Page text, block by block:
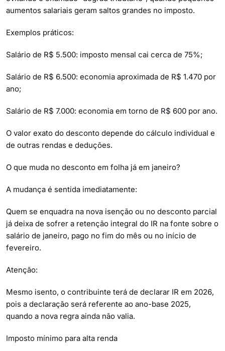
aumentos salariais geram saltos grandes no imposto.
Exemplos práticos:
Salário de R$ 5.500: imposto mensal cai cerca de 75%;
Salário de R$ 6.500: economia aproximada de R$ 1.470 por
ano;
Salário de R$ 7.000: economia em torno de R$ 600 por ano.
O valor exato do desconto depende do cálculo individual e
de outras rendas e deduções.
O que muda no desconto em folha já em janeiro?
A mudança é sentida imediatamente:
Quem se enquadra na nova isenção ou no desconto parcial
já deixa de sofrer a retenção integral do IR na fonte sobre o
salário de janeiro, pago no fim do mês ou no início de
fevereiro.
Atenção:
Mesmo isento, o contribuinte terá de declarar IR em 2026,
pois a declaração será referente ao ano-base 2025,
quando a nova regra ainda não valia.
Imposto mínimo para alta renda